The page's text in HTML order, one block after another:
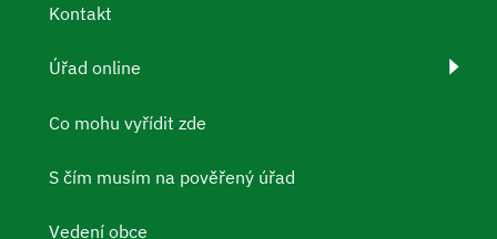
Kontakt
Úřad online
Co mohu vyřídit zde
S čím musím na pověřený úřad
Vedení obce